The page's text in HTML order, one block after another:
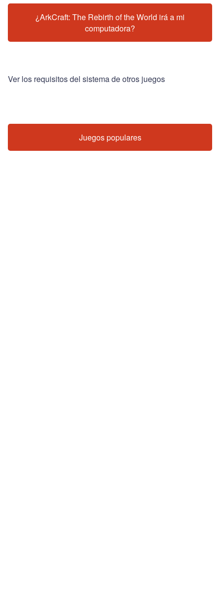
¿ArkCraft: The Rebirth of the World irá a mi
computadora?
Ver los requisitos del sistema de otros juegos
Juegos populares